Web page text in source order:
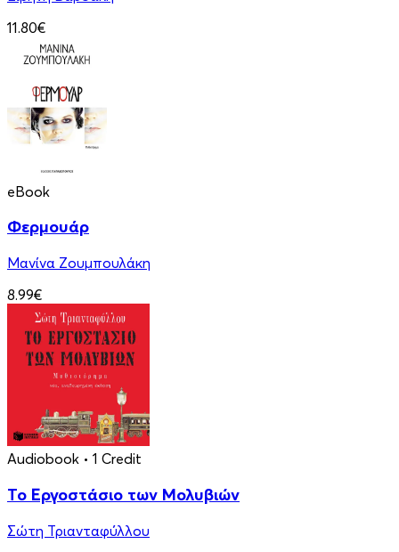
11.80€
eBook
Φερμουάρ
Μανίνα Ζουμπουλάκη
8.99€
Audiobook • 1 Credit
Το Εργοστάσιο των Μολυβιών
Σώτη Τριανταφύλλου